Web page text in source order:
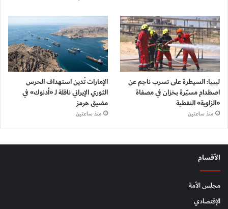
ليبيا: السيطرة على تسرب ناجم عن
اصطدام مسيّرة بخزان في مصفاة
«الزاوية» النفطية
منذ ساعتين
الإمارات تُدين استهداف الحرس
الثوري الإيراني ناقلة لـ «أدنوك» في
مضيق هرمز
منذ ساعتين
الأقسام
مجلس الأمة
الإقتصادي